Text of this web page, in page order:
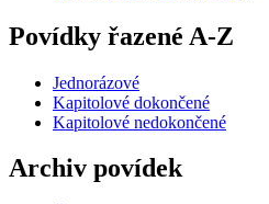
Povídky řazené A-Z
Jednorázové
Kapitolové dokončené
Kapitolové nedokončené
Archiv povídek